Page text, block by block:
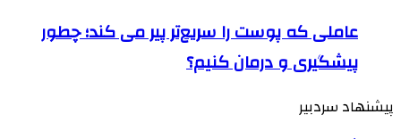
عاملی که پوست را سریع‌تر پیر می کند؛ چطور
پیشگیری و درمان کنیم؟
پیشنهاد سردبیر